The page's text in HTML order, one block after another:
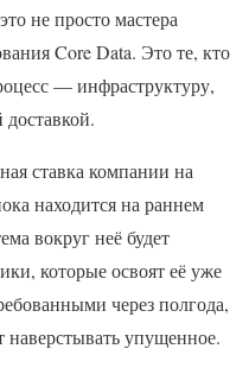
не просто мастера
Core Data. Это те, кто
— инфраструктуру,
ставка компании на
находится на раннем
вокруг неё будет
которые освоят её уже
через полгода,
наверстывать упущенное.